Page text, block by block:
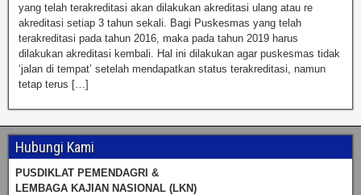
yang telah terakreditasi akan dilakukan akreditasi ulang atau re
akreditasi setiap 3 tahun sekali. Bagi Puskesmas yang telah
terakreditasi pada tahun 2016, maka pada tahun 2019 harus
dilakukan akreditasi kembali. Hal ini dilakukan agar puskesmas tidak
‘jalan di tempat’ setelah mendapatkan status terakreditasi, namun
tetap terus […]
Hubungi Kami
PUSDIKLAT PEMENDAGRI &
LEMBAGA KAJIAN NASIONAL (LKN)